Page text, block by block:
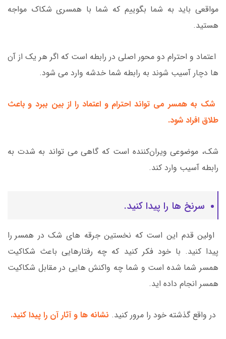
مواقعی باید به شما بگوییم که شما با همسری شکاک مواجه
هستید.
اعتماد و احترام دو محور اصلی در رابطه است که اگر هر یک از آن
ها دچار آسیب شوند به رابطه شما خدشه وارد می شود.
شک به همسر می تواند احترام و اعتماد را از بین ببرد و باعث
طلاق افراد شود.
شک، موضوعی ویران‌کننده است که گاهی می تواند به شدت به
رابطه آسیب وارد کند.
سرنخ ها را پیدا کنید.
اولین قدم این است که نخستین جرقه های شک در همسر را
پیدا کنید. با خود فکر کنید که چه رفتارهایی باعث شکاکیت
همسر شما شده است و شما چه واکنش هایی در مقابل شکاکیت
همسر انجام داده اید.
در واقع گذشته خود را مرور کنید. نشانه ها و آثار آن را پیدا کنید.